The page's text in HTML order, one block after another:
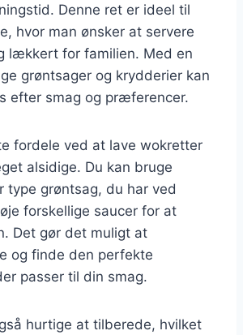
Denne ret er ideel til
hvor man ønsker at servere
lækkert for familien. Med en
grøntsager og krydderier kan
efter smag og præferencer.
fordele ved at lave wokretter
alsidige. Du kan bruge
type grøntsag, du har ved
forskellige saucer for at
Det gør det muligt at
og finde den perfekte
passer til din smag.
hurtige at tilberede, hvilket